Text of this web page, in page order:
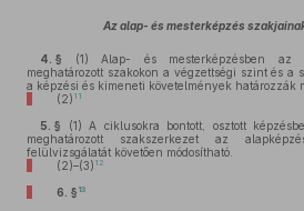
Az alap- és mesterképzés
4. § (1) Alap- és mesterképzésben az
meghatározott szakokon a végzettségi szint és a
a képzési és kimeneti követelmények határozzák
(2) 11
5. § (1) A ciklusokra bontott, osztott
meghatározott szakszerkezet az
felülvizsgálatát követően módosítható.
(2)–(3) 12
6. § 13